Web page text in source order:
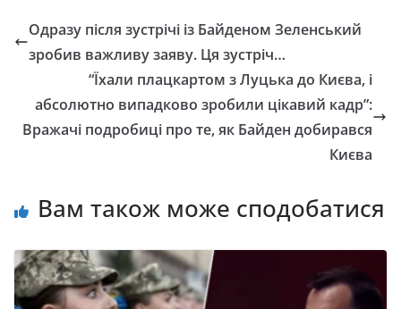
Одразу після зустрічі із Байденом Зеленський
зробив важливу заяву. Ця зустріч…
“Їхали плацкартом з Луцька до Києва, і
абсолютно випадково зробили цікавий кадр”:
Вражачі подробиці про те, як Байден добирався
Києва
Вам також може сподобатися